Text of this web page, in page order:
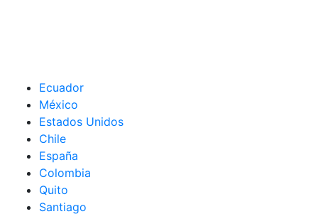
Ecuador
México
Estados Unidos
Chile
España
Colombia
Quito
Santiago